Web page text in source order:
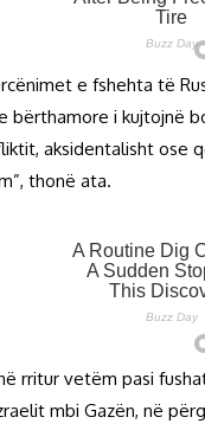
e fshehta të
bërthamore i kujtojnë
aksidentalisht ose
thonë ata.
rritur vetëm pasi
mbi Gazën, në